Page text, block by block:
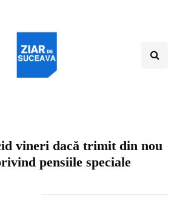
vineri dacă trimit din nou
pensiile speciale